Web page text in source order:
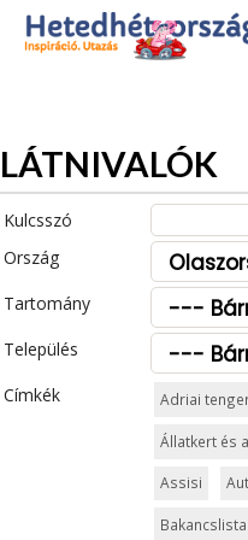
Az oldal sütiket (cookies)
Adatvédelmi tájékoztató
LÁTNIVALÓK
Kulcsszó
Ország
Tartomány
Település
Címkék
Adriai
Állatkert és
Assisi
Bakancslista